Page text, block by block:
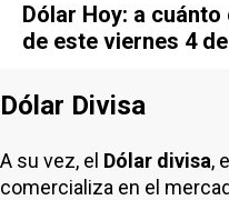
Dólar Hoy: a
de este viernes 4
Dólar Divisa
A su vez, el Dólar divisa,
comercializa en el